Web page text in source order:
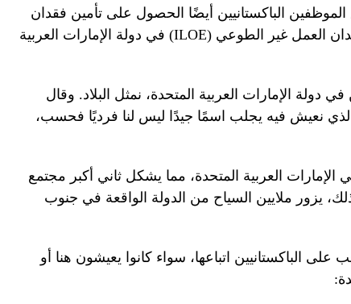
الباكستانيين أيضًا الحصول على تأمين فقدان
الوظيفة، المعروف باسم تأمين فقدان العمل غير الطوعي (ILOE) في دولة الإمارات العربية
دولة الإمارات العربية المتحدة، نمثل البلاد. وقال
الذي نعيش فيه يجلب اسمًا جيدًا ليس لنا فرديًا فحسب،
في الإمارات العربية المتحدة، مما يشكل ثاني أكبر مجتمع
يزور ملايين السياح من الدولة الواقعة في جنوب
الباكستانيين اتباعها، سواء كانوا يعيشون هنا أو